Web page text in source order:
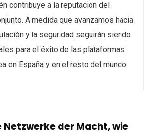
contribuye a la reputación del
A medida que avanzamos hacia
y la seguridad seguirán siendo
para el éxito de las plataformas
en España y en el resto del mundo.
der Macht, wie